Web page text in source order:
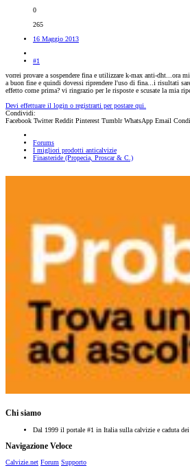
0
265
16 Maggio 2013
#1
vorrei provare a sospendere fina e utilizzare k-max anti-dht...ora
a buon fine e quindi dovessi riprendere l'uso di fina...i risultati
effetto come prima? vi ringrazio per le risposte e scusate la mia
Devi effettuare il login o registrarti per postare qui.
Condividi:
Facebook Twitter Reddit Pinterest Tumblr WhatsApp Email
Forums
I migliori prodotti anticalvizie
Finasteride (Propecia, Proscar & C.)
Chi siamo
Dal 1999 il portale #1 in Italia sulla calvizie e caduta
Navigazione Veloce
Calvizie.net Forum Supporto